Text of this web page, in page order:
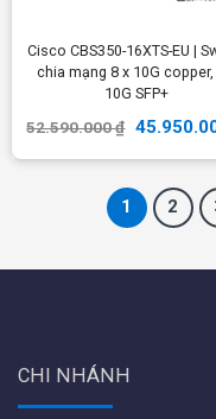
Cisco CBS350-16XTS-EU |
chia mạng 8 x 10G copper,
10G SFP+
52.590.000₫
1 2
CHI NHÁNH